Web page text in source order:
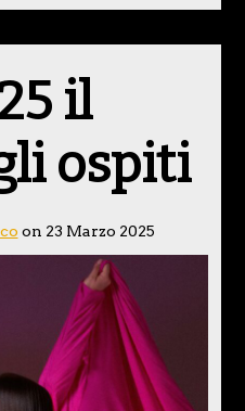
il
ospiti
on 23 Marzo 2025